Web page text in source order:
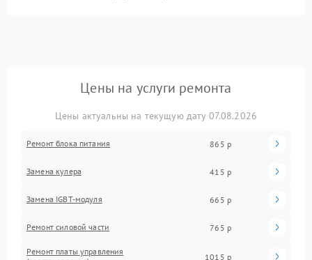
Цены на услуги ремонта
Цены актуальны на текущую дату 07.08.2026
Ремонт блока питания 865 р
Замена кулера 415 р
Замена IGBT-модуля 665 р
Ремонт силовой части 765 р
Ремонт платы управления
1015 р